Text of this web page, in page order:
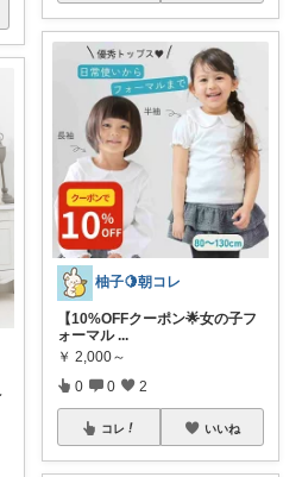
柚子🍋朝コレ
【10%OFFクーポン🌟女の子フ
ォーマル...
￥ 2,000～
0 0 2
コレ いいね